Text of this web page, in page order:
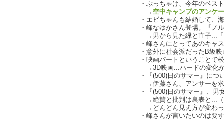
・ぶっちゃけ、今年のベス
→ 空中キャンプのアンケ
・エビちゃんも結婚して、
・峰なゆかさん登場。『ノ
→男から見た緑と直子...「
・峰さんにとってあのキャ
・意外に社会派だったB級
・映画パートということで
→3D映画...ハードの変化
・『(500)日のサマー』につ
→伊藤さん、アンサーを
・『(500)日のサマー』、男
→絶賛と批判は裏表と...（
→どんどん見え方が変わ
・峰さんが言いたいのは要